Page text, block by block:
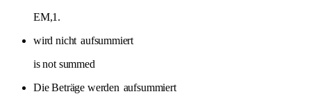
EM,1.
wird nicht aufsummiert
is not summed
Die Beträge werden aufsummiert